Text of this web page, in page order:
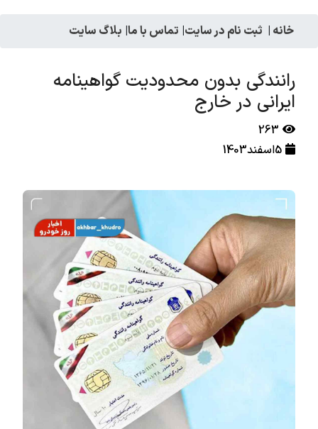
خانه | ثبت نام در سایت| تماس با ما| بلاگ سایت
رانندگی بدون محدودیت گواهینامه
ایرانی در خارج
263
5اسفند1403